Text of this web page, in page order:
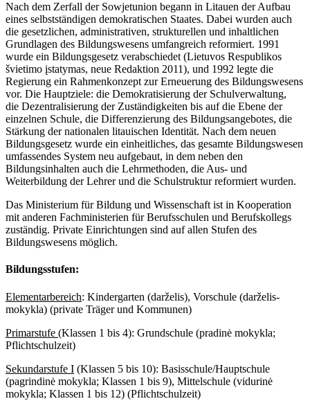
Nach dem Zerfall der Sowjetunion begann in Litauen der Aufbau
eines selbstständigen demokratischen Staates. Dabei wurden auch
die gesetzlichen, administrativen, strukturellen und inhaltlichen
Grundlagen des Bildungswesens umfangreich reformiert. 1991
wurde ein Bildungsgesetz verabschiedet (Lietuvos Respublikos
švietimo įstatymas, neue Redaktion 2011), und 1992 legte die
Regierung ein Rahmenkonzept zur Erneuerung des Bildungswesens
vor. Die Hauptziele: die Demokratisierung der Schulverwaltung,
die Dezentralisierung der Zuständigkeiten bis auf die Ebene der
einzelnen Schule, die Differenzierung des Bildungsangebotes, die
Stärkung der nationalen litauischen Identität. Nach dem neuen
Bildungsgesetz wurde ein einheitliches, das gesamte Bildungswesen
umfassendes System neu aufgebaut, in dem neben den
Bildungsinhalten auch die Lehrmethoden, die Aus- und
Weiterbildung der Lehrer und die Schulstruktur reformiert wurden.
Das Ministerium für Bildung und Wissenschaft ist in Kooperation
mit anderen Fachministerien für Berufsschulen und Berufskollegs
zuständig. Private Einrichtungen sind auf allen Stufen des
Bildungswesens möglich.
Bildungsstufen:
Elementarbereich: Kindergarten (darželis), Vorschule (darželis-
mokykla) (private Träger und Kommunen)
Primarstufe (Klassen 1 bis 4): Grundschule (pradinė mokykla;
Pflichtschulzeit)
Sekundarstufe I (Klassen 5 bis 10): Basisschule/Hauptschule
(pagrindinė mokykla; Klassen 1 bis 9), Mittelschule (vidurinė
mokykla; Klassen 1 bis 12) (Pflichtschulzeit)